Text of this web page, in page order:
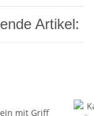
Artikel: